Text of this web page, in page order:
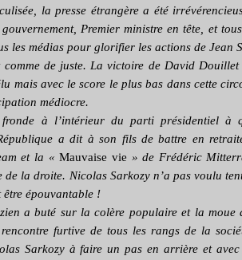
la presse étrangère a été
Premier ministre en tête, et
les médias pour glorifier les actions de Jean
de juste. La victoire de David
mais avec le score le plus bas dans cette
médiocre.
à l’intérieur du parti présidentiel à
a dit à son fils de battre en
et la « Mauvaise vie » de Frédéric
de la droite. Nicolas Sarkozy n’a pas voulu
épouvantable !
a buté sur la colère populaire et la moue
rencontre furtive de tous les rangs de la
Sarkozy à faire un pas en arrière et